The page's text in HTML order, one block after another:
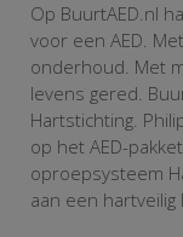
Op BuurtAED.nl
voor een AED.
onderhoud. Met
levens gered.
Hartstichting.
op het AED-
oproepsysteem
aan een hartveilig